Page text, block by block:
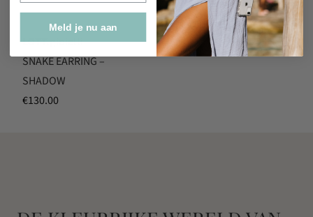
LOTT.gioielli
SNAKE EARRING –
SHADOW
€130.00
Meld je nu aan